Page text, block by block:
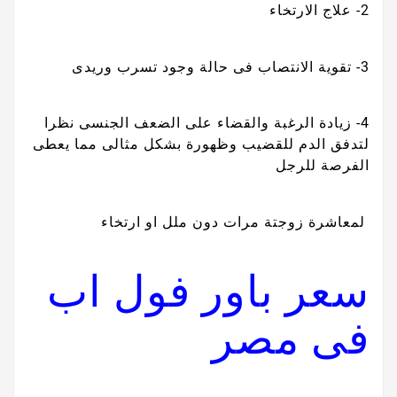
2- علاج الارتخاء
3- تقوية الانتصاب فى حالة وجود تسرب وريدى
4- زيادة الرغبة والقضاء على الضعف الجنسى نظرا
لتدفق الدم للقضيب وظهورة بشكل مثالى مما يعطى
الفرصة للرجل
لمعاشرة زوجتة مرات دون ملل او ارتخاء
سعر باور فول اب
فى مصر